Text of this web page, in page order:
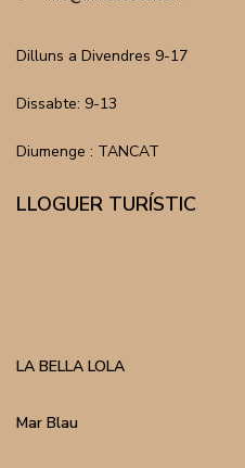
Dilluns a Divendres 9-17
Dissabte: 9-13
Diumenge : TANCAT
LLOGUER TURÍSTIC
LA BELLA LOLA
Mar Blau